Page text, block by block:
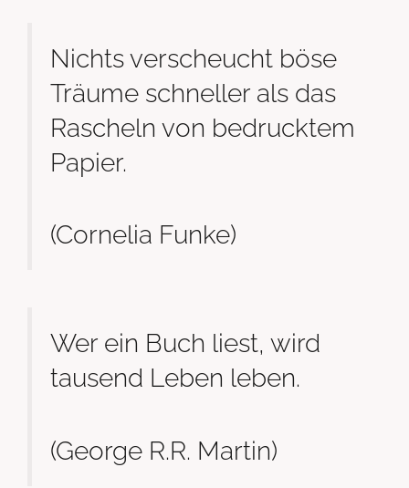
Nichts verscheucht böse
Träume schneller als das
Rascheln von bedrucktem
Papier.
(Cornelia Funke)
Wer ein Buch liest, wird
tausend Leben leben.
(George R.R. Martin)